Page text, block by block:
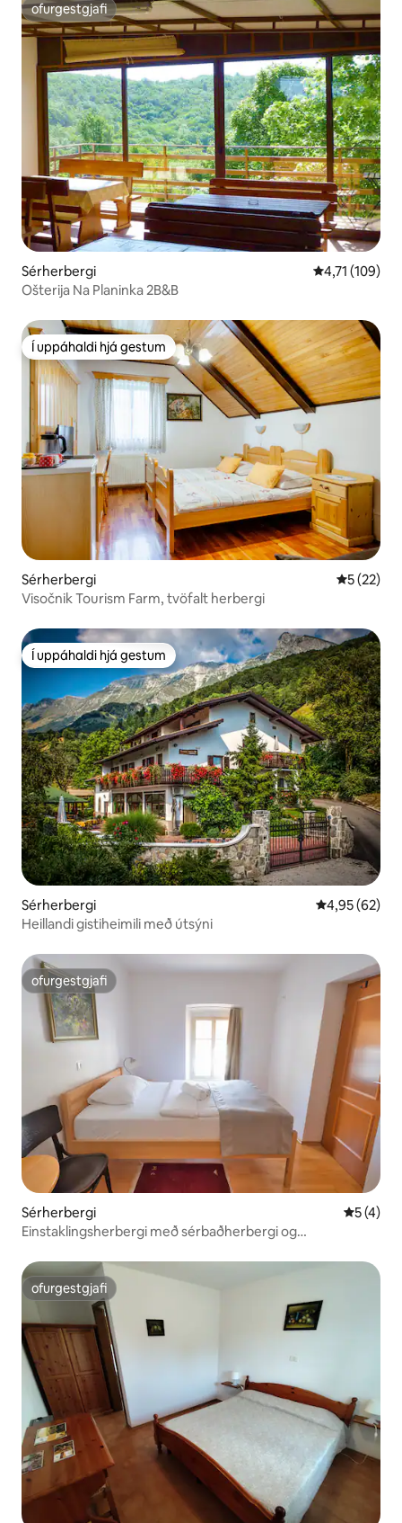
ofurgestgjafi
ofurgestgjafi
Sérherbergi 4,71 af 5 í
4,71 (109)
Ošterija Na Planinka 2B&B
Í uppáhaldi hjá gestum
Í uppáhaldi hjá gestum
Sérherbergi 5 af 5 í
5 (22)
Visočnik Tourism Farm, tvöfalt herbergi
Í uppáhaldi hjá gestum
Í uppáhaldi hjá gestum
Sérherbergi 4,95 af 5 í
4,95 (62)
Heillandi gistiheimili með útsýni
ofurgestgjafi
ofurgestgjafi
Sérherbergi 5 af 5 í
5 (4)
Einstaklingsherbergi með sérbaðherbergi og
ofurgestgjafi
ofurgestgjafi